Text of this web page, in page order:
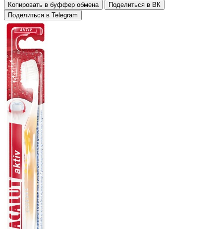
Копировать в буффер обмена
Поделиться в ВК
Поделиться в Telegram